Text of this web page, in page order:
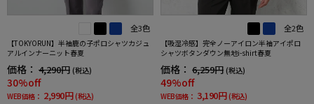
全3色
【TOKYORUN】半袖鹿の子ポロシャツカジュ
アルインナーニット春夏
価格： 4,290円 (税込)
30%off
WEB価格： 2,990円 (税込)
全2色
【吸湿冷感】完全ノーアイロン半袖アイポロ
シャツボタンダウン無地i-shirt春夏
価格： 6,259円 (税込)
49%off
WEB価格： 3,190円 (税込)